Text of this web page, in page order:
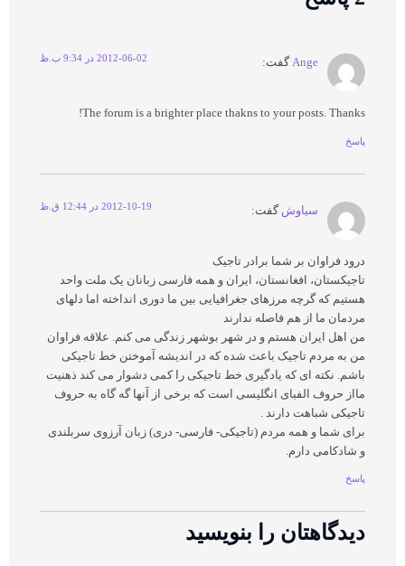
Ange گفت: 2012-06-02 در 9:34 ب.ظ
The forum is a brighter place thakns to your posts. Thanks!
پاسخ
سیاوش گفت: 2012-10-19 در 12:44 ق.ظ
درود فراوان بر شما برادر تاجیک
تاجیکستان، افغانستان، ایران و همه فارسی زبانان یک ملت واحد
هستیم که گرچه مرزهای جغرافیایی بین ما دوری انداخته اما دلهای
مردمان ما از هم فاصله ندارند
من اهل ایران هستم و در شهر بوشهر زندگی می کنم. علاقه فراوان
من به مردم تاجیک باعث شده که در اندیشه آموختن خط تاجیکی
باشم. نکته ای که یادگیری خط تاجیکی را کمی دشوار می کند ذهنیت
مااز حروف الفبای انگلیسی است که برخی از آنها گه گاه به حروف
تاجیکی شباهت دارند .
برای شما و همه مردم (تاجیکی- فارسی- دری) زبان آرزوی سربلندی
و شادکامی دارم.
پاسخ
دیدگاهتان را بنویسید